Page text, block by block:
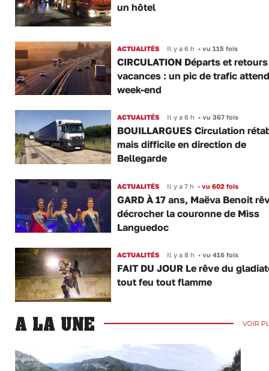
un hôtel
ACTUALITÉS Il y a 6 h •vu 115 fois
CIRCULATION Départs et
vacances : un pic de trafic
week-end
ACTUALITÉS Il y a 6 h •vu 367 fois
BOUILLARGUES Circulation
mais difficile en direction de
Bellegarde
ACTUALITÉS Il y a 7 h •vu 602 fois
GARD À 17 ans, Maëva Benoit
décrocher la couronne de Miss
Languedoc
ACTUALITÉS Il y a 8 h •vu 416 fois
FAIT DU JOUR Le rêve du
tout feu tout flamme
A LA UNE VOIR